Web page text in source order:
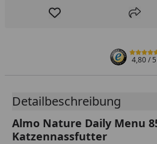
Produkt zur Teilen
4,80/ 5
Detailbeschreibung
Almo Nature Daily Menu
Katzennassfutter